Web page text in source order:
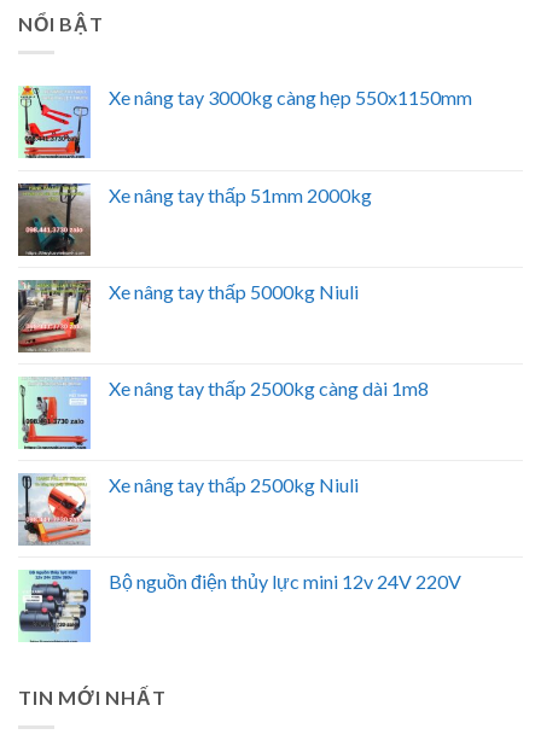
NỔI BẬT
Xe nâng tay 3000kg càng hẹp 550x1150mm
Xe nâng tay thấp 51mm 2000kg
Xe nâng tay thấp 5000kg Niuli
Xe nâng tay thấp 2500kg càng dài 1m8
Xe nâng tay thấp 2500kg Niuli
Bộ nguồn điện thủy lực mini 12v 24V 220V
TIN MỚI NHẤT